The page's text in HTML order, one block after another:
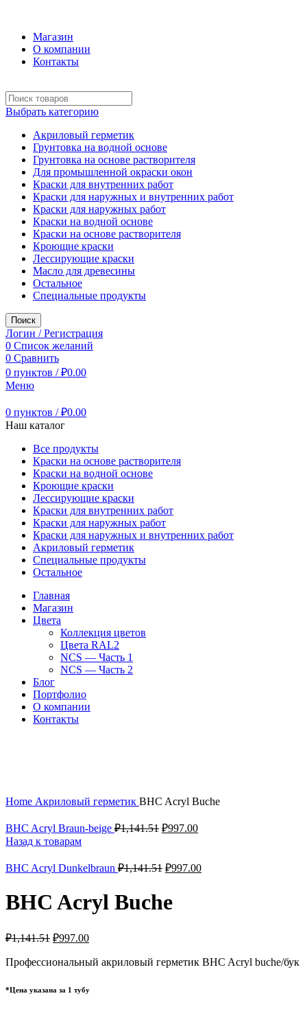
Магазин
О компании
Контакты
Выбрать категорию
Акриловый герметик
Грунтовка на водной основе
Грунтовка на основе растворителя
Для промышленной окраски окон
Краски для внутренних работ
Краски для наружных и внутренних работ
Краски для наружных работ
Краски на водной основе
Краски на основе растворителя
Кроющие краски
Лессирующие краски
Масло для древесины
Остальное
Специальные продукты
Поиск
Логин / Регистрация
0 Список желаний
0 Сравнить
0 пунктов / ₽0.00
Меню
0 пунктов / ₽0.00
Наш каталог
Все продукты
Краски на основе растворителя
Краски на водной основе
Кроющие краски
Лессирующие краски
Краски для внутренних работ
Краски для наружных работ
Краски для наружных и внутренних работ
Акриловый герметик
Специальные продукты
Остальное
Главная
Магазин
Цвета
Коллекция цветов
Цвета RAL2
NCS — Часть 1
NCS — Часть 2
Блог
Портфолио
О компании
Контакты
Home Акриловый герметик BHC Acryl Buche
BHC Acryl Braun-beige ₽1,141.51 ₽997.00
Назад к товарам
BHC Acryl Dunkelbraun ₽1,141.51 ₽997.00
BHC Acryl Buche
₽1,141.51 ₽997.00
Профессиональный акриловый герметик BHC Acryl buche/бук
*Цена указана за 1 тубу